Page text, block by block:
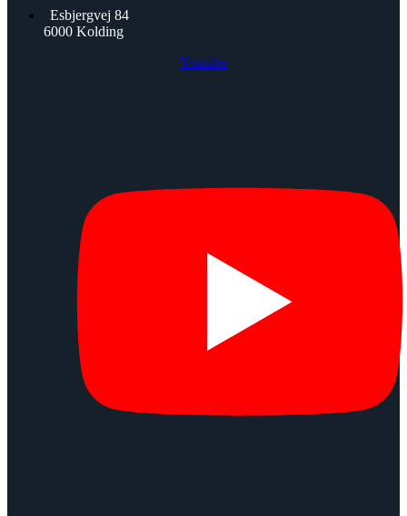
Esbjergvej 84
6000 Kolding
Youtube